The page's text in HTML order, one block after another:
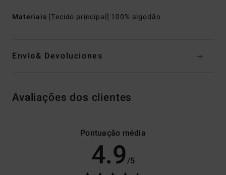
Materiais [Tecido principal] 100% algodão
Envio& Devoluciones
Avaliações dos clientes
Pontuação média
4.9/5